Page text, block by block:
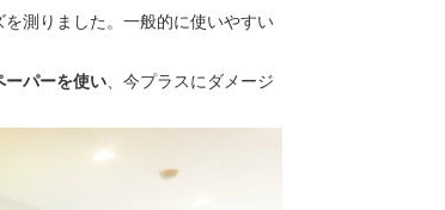
を測りました。一般的に使いやすい
ーパーを使い 、今プラスにダメージ